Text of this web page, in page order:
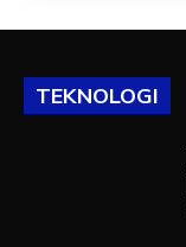
TEKNOLOGI